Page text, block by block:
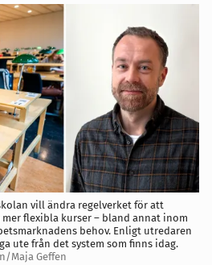
vill ändra regelverket för att
flexibla kurser – bland annat inom
behov. Enligt utredaren
ute från det system som finns idag.
Maja Geffen